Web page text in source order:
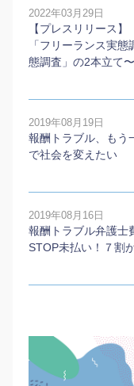
2022年03月29日
【プレスリリース
「フリーランス実
態調査」の2本⽴て〜
2019年08月19日
報酬トラブル、もう
で社会を変えたい
2019年08月16日
報酬トラブル弁護士
STOP未払い！７割